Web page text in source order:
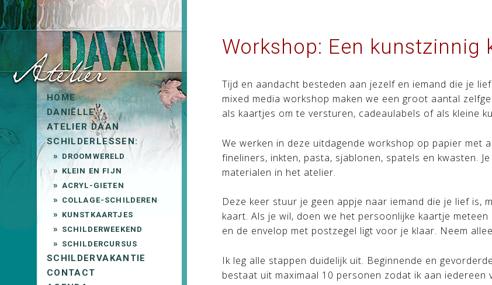
HOME
DANIËLLE
ATELIER DAAN
SCHILDERLESSEN:
DROOMWERELD
KLEIN EN FIJN
ACRYL-GIETEN
COLLAGE-SCHILDEREN
KUNSTKAARTJES
SCHILDERWEEKEND
SCHILDERCURSUS
SCHILDERVAKANTIE
CONTACT
Workshop: Een
Tijd en aandacht besteden aan jezelf en iemand die je
mixed media workshop maken we een groot aantal
als kaartjes om te versturen, cadeaulabels of als kleine
We werken in deze uitdagende workshop op papier met
fineliners, inkten, pasta, sjablonen, spatels en kwasten.
materialen in het atelier.
Deze keer stuur je geen appje naar iemand die je lief is,
kaart. Als je wil, doen we het persoonlijke kaartje
en de envelop met postzegel ligt voor je klaar. Neem
Ik leg alle stappen duidelijk uit. Beginnende en
bestaat uit maximaal 10 personen zodat ik aan iedereen